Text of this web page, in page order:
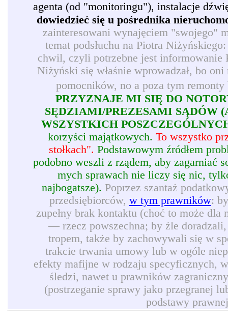
agenta (od "monitoringu"), instalacje
dowiedzieć się u pośrednika
zainteresowani wynajęciem "swojego"
temat podsłuchu na Piotra
chwil, czyli potrzebne jest informowanie
Niżyński się właśnie wprowadzał, bo
pomocników, no a poza tym
PRZYZNAJE MI SIĘ DO
SĘDZIAMI/PREZESAMI SĄDÓW
WSZYSTKICH
korzyści majątkowych. To wszystko
stołkach". Podstawowym źródłem
podobno weszli z rządem, aby zagarniać
mych sprawach nie liczy się nic,
najbogatsze). Poprzez szantaż
przedsiębiorców, w tym prawników:
zupełny brak kontaktu (choć to może
— rzecz powszechna; by źle
tropem, także by zachowywali się w
trakcie trwania umowy lub w ogóle
efekty mafijne w rodzaju specyficznych,
śledzi, nawet u prawników
(postrzeganie sprawy jako przegranej
podstawy